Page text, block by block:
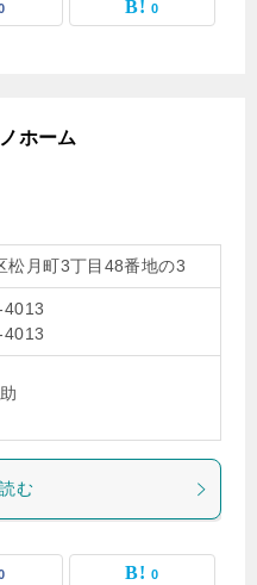
0
ホーム
松月町3丁目48番地の3
4013
む
0